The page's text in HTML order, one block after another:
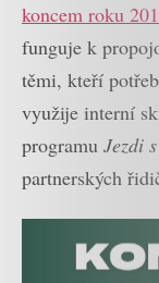
koncem roku
funguje k
těmi, kteří
využije interní
programu Jezdi
partnerských